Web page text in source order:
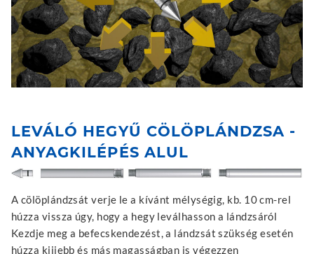
LEVÁLÓ HEGYŰ CÖLÖPLÁNDZSA -
ANYAGKILÉPÉS ALUL
A cölöplándzsát verje le a kívánt mélységig, kb. 10 cm-rel
húzza vissza úgy, hogy a hegy leválhasson a lándzsáról
Kezdje meg a befecskendezést, a lándzsát szükség esetén
húzza kijjebb és más magasságban is végezzen